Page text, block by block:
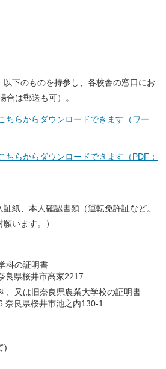
下のものを持参し、各校舎の窓口にお
合は郵送も可）。
ちらからダウンロードできます（ワー
ちらからダウンロードできます（PDF：
紙、本人確認書類（運転免許証など。
います。）
科の証明書
良県桜井市高家2217
、又は旧奈良県農業大学校の証明書
奈良県桜井市池之内130-1
)